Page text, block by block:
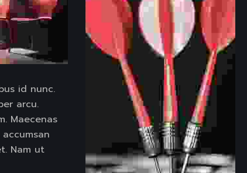
id nunc.
arcu.
Maecenas
Nam ut